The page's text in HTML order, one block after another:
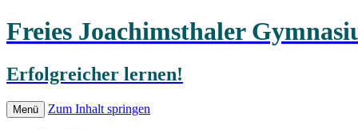
Freies Joachimsthaler
Erfolgreicher lernen!
Menü Zum Inhalt springen